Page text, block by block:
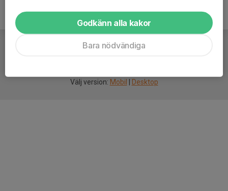
Välj version: Mobil Desktop
Godkänn alla kakor
Bara nödvändiga